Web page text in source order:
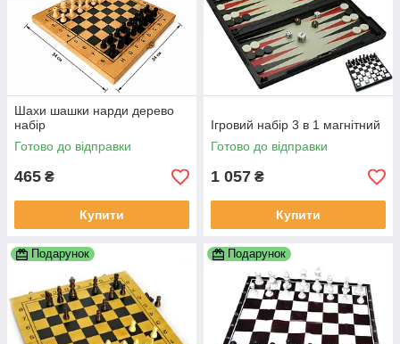
Шахи шашки нарди дерево
набір
Готово до відправки
465 ₴
Купити
Ігровий набір 3 в 1 магнітний
Готово до відправки
1 057 ₴
Купити
Подарунок Подарунок